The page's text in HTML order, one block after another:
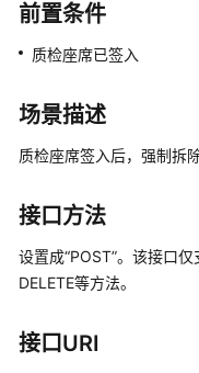
快
速
入
户
南
价
格
明
前置条件
质检座席已签入
场景描述
质检座席签入后，强制拆除
接口方法
设置成“POST”。该接口
DELETE等方法。
接口URI